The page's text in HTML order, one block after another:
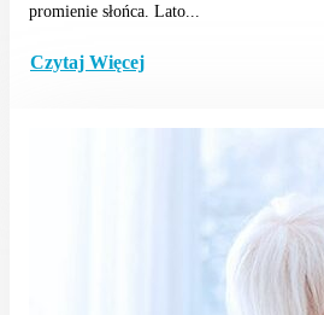
promienie słońca. Lato...
Czytaj Więcej